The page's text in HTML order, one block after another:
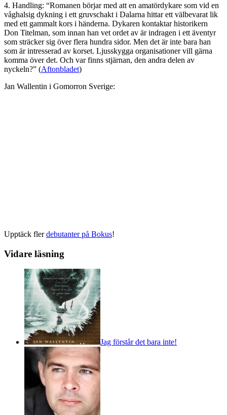
4. Handling: “Romanen börjar med att en amatördykare som vid en
våghalsig dykning i ett gruvschakt i Dalarna hittar ett välbevarat lik
med ett gammalt kors i händerna. Dykaren kontaktar historikern
Don Titelman, som innan han vet ordet av är indragen i ett äventyr
som sträcker sig över flera hundra sidor. Men det är inte bara han
som är intresserad av korset. Ljusskygga organisationer vill gärna
komma över det. Och var finns stjärnan, den andra delen av
nyckeln?” (Aftonbladet)
Jan Wallentin i Gomorron Sverige:
Upptäck flerdebutanter på Bokus!
Vidare läsning
Jag förstår det bara inte!